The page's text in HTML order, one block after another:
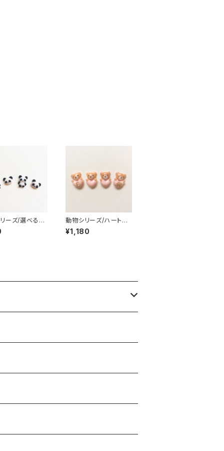
ーズ/選べるパ
/3Dネイルパー
動物シリーズ/ハート持
ちくまさん/3Dネイルパ
ーツ(2)
¥1,180